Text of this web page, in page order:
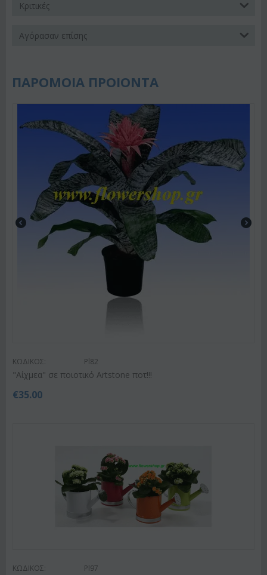
Κριτικές
Αγόρασαν επίσης
ΠΑΡΟΜΟΙΑ ΠΡΟΙΟΝΤΑ
ΚΩΔΙΚΟΣ: Pl82
"Αίχμεα" σε ποιοτικό Artstone ποτ!!!
€35.00
ΚΩΔΙΚΟΣ: Pl97